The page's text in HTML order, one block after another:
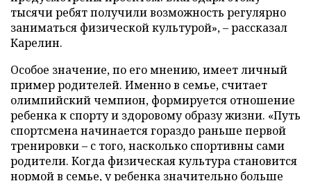
тысячи ребят получили возможность регулярно
заниматься физической культурой», – рассказал
Карелин.
Особое значение, по его мнению, имеет личный
пример родителей. Именно в семье, считает
олимпийский чемпион, формируется отношение
ребенка к спорту и здоровому образу жизни. «Путь
спортсмена начинается гораздо раньше первой
тренировки – с того, насколько спортивны сами
родители. Когда физическая культура становится
нормой в семье, у ребенка значительно больше